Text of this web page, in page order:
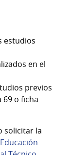
estudios
en el
previos
o ficha
solicitar la